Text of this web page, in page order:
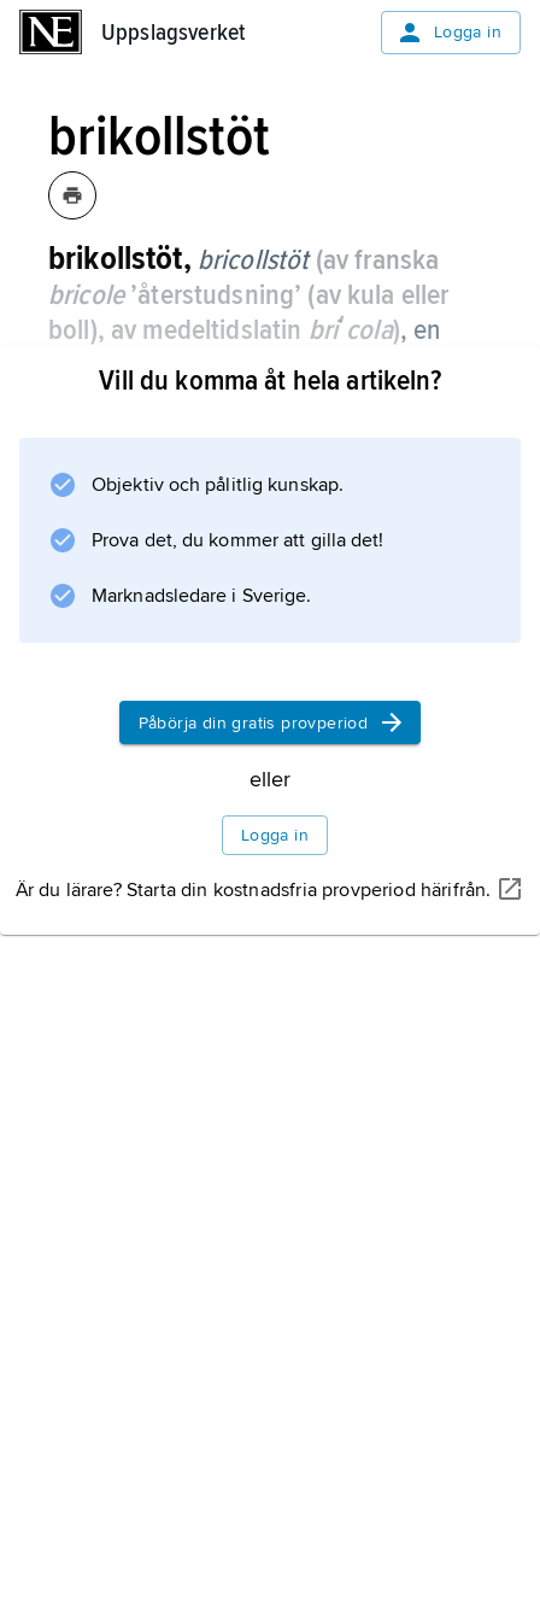
Uppslagsverket Logga in
brikollstöt
brikollstöt, bricollstöt (av franska
bricole’återstudsning’ (av kula eller
boll), av medeltidslatin briʹcola), en
sorts stöt i spelet biljard.
vall alldeles innan den slår i dessängbollen.
Information om artikeln
Vill du komma åt hela artikeln?
Objektiv och pålitlig kunskap.
Prova det, du kommer att gilla det!
Marknadsledare i Sverige.
Påbörja din gratis provperiod
eller
Logga in
Är du lärare? Starta din kostnadsfria provperiod härifrån.